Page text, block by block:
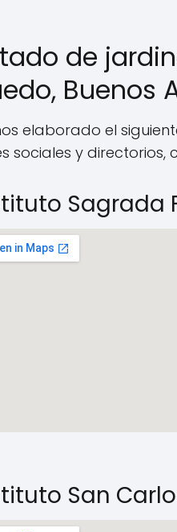
de
Buenos
elaborado el
sociales y directorios,
Sagrada
San